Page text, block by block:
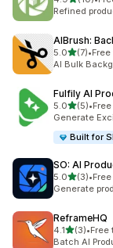
총 리뷰 10개
Refined
AIBrush:
5.0별 5개 중
(7)
총 리뷰 7개
•
AI Bulk
Fulfily AI
5.0별 5개 중
(5)
총 리뷰 5개
•
Generate
Built for
SO: AI
5.0별 5개 중
(3)
총 리뷰 3개
•
Generate
ReframeHQ
4.1별 5개 중
(3)
총 리뷰 3개
•Free
Batch AI